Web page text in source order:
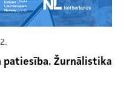
patiesība. Žurnālistika